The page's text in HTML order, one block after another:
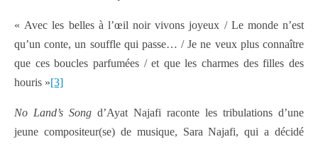
« Avec les belles à l’œil noir vivons joyeux / Le monde n’est
qu’un conte, un souffle qui passe… / Je ne veux plus connaître
que ces boucles parfumées / et que les charmes des filles des
houris »[3]
No Land’s Song d’Ayat Najafi raconte les tribulations d’une
jeune compositeur(se) de musique, Sara Najafi, qui a décidé